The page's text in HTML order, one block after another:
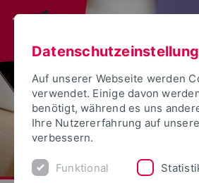
Auf unserer Webseite werden
verwendet. Einige davon
benötigt, während es uns
Ihre Nutzererfahrung auf
verbessern.
Funktional